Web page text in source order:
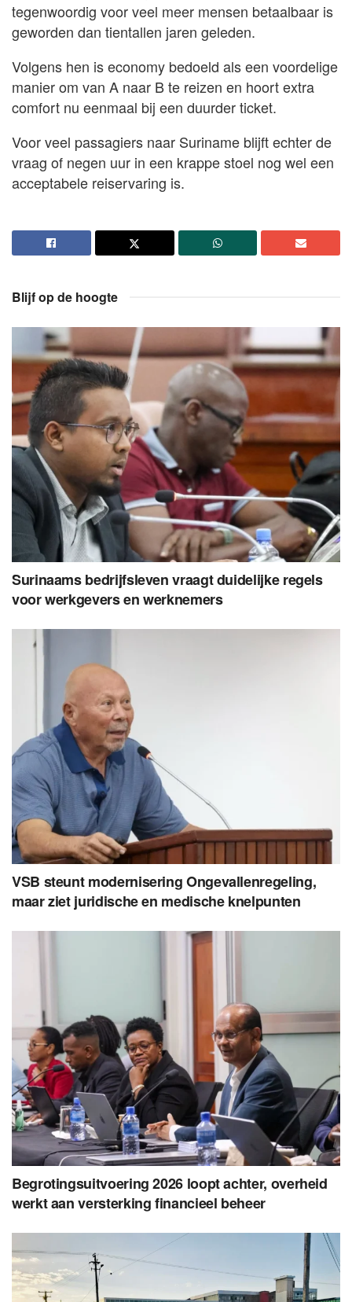
tegenwoordig voor veel meer mensen betaalbaar is
geworden dan tientallen jaren geleden.
Volgens hen is economy bedoeld als een voordelige
manier om van A naar B te reizen en hoort extra
comfort nu eenmaal bij een duurder ticket.
Voor veel passagiers naar Suriname blijft echter de
vraag of negen uur in een krappe stoel nog wel een
acceptabele reiservaring is.
Blijf op de hoogte
Surinaams bedrijfsleven vraagt duidelijke regels
voor werkgevers en werknemers
VSB steunt modernisering Ongevallenregeling,
maar ziet juridische en medische knelpunten
Begrotingsuitvoering 2026 loopt achter, overheid
werkt aan versterking financieel beheer